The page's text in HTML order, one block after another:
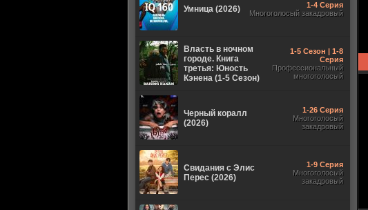
Умница (2026)
1-4 Серия
Многоголосый закадровый
Власть в ночном
городе. Книга
третья: Юность
Кэнена (1-5 Сезон)
1-5 Сезон | 1-8
Серия
Профессиональный
многоголосый
Черный коралл
(2026)
1-26 Серия
Многоголосый
закадровый
Свидания с Элис
Перес (2026)
1-9 Серия
Многоголосый
закадровый